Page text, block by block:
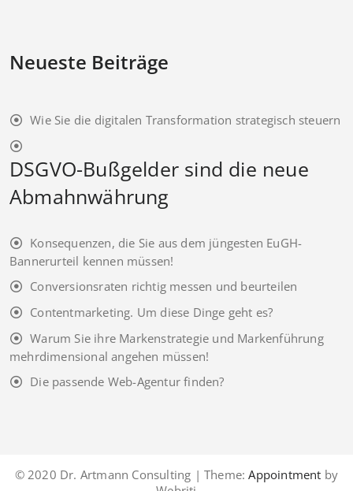
Neueste Beiträge
Wie Sie die digitalen Transformation strategisch steuern
DSGVO-Bußgelder sind die neue
Abmahnwährung
Konsequenzen, die Sie aus dem jüngesten EuGH-
Bannerurteil kennen müssen!
Conversionsraten richtig messen und beurteilen
Contentmarketing. Um diese Dinge geht es?
Warum Sie ihre Markenstrategie und Markenführung
mehrdimensional angehen müssen!
Die passende Web-Agentur finden?
© 2020 Dr. Artmann Consulting | Theme: Appointment by